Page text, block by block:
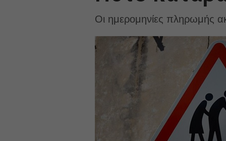
Οι ημερομηνίες πληρωμής